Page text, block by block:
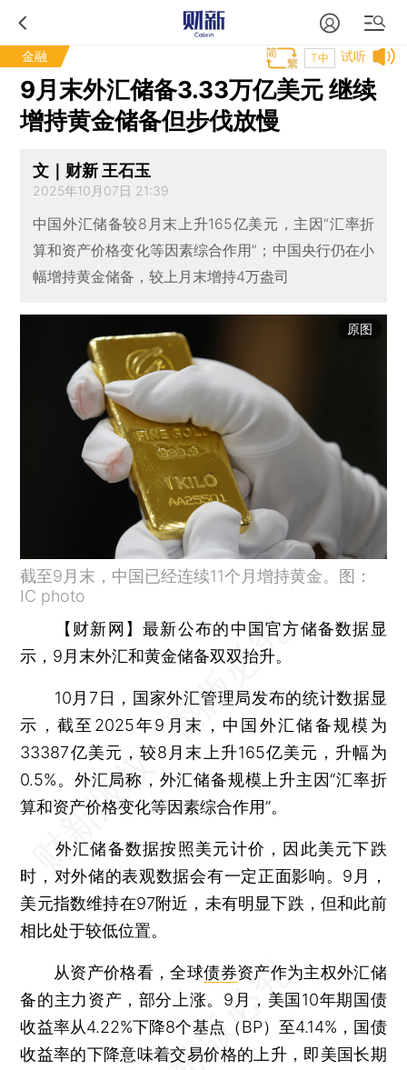
金融 试听
T中
9月末外汇储备3.33万亿美元 继续
增持黄金储备但步伐放慢
文｜财新 王石玉
2025年10月07日 21:39
中国外汇储备较8月末上升165亿美元，主因“汇率折
算和资产价格变化等因素综合作用”；中国央行仍在小
幅增持黄金储备，较上月末增持4万盎司
原图
截至9月末，中国已经连续11个月增持黄金。图：
IC photo
【财新网】最新公布的中国官方储备数据显
示，9月末外汇和黄金储备双双抬升。
10月7日，国家外汇管理局发布的统计数据显
示，截至2025年9月末，中国外汇储备规模为
33387亿美元，较8月末上升165亿美元，升幅为
0.5%。外汇局称，外汇储备规模上升主因“汇率折
算和资产价格变化等因素综合作用”。
外汇储备数据按照美元计价，因此美元下跌
时，对外储的表观数据会有一定正面影响。9月，
美元指数维持在97附近，未有明显下跌，但和此前
相比处于较低位置。
从资产价格看，全球债券资产作为主权外汇储
备的主力资产，部分上涨。9月，美国10年期国债
收益率从4.22%下降8个基点（BP）至4.14%，国债
收益率的下降意味着交易价格的上升，即美国长期